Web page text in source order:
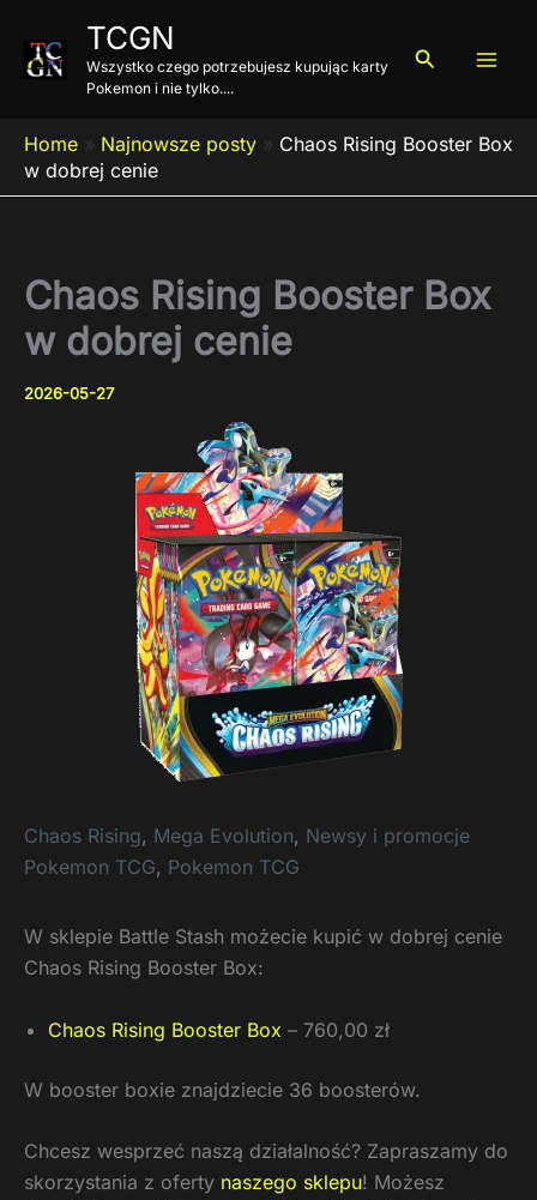
treści
TCGN
Wszystko czego potrzebujesz kupując karty
Pokemon i nie tylko....
Szukaj
Home » Najnowsze posty » Chaos Rising Booster Box
w dobrej cenie
Chaos Rising Booster Box
w dobrej cenie
2026-05-27
Chaos Rising, Mega Evolution, Newsy i promocje
Pokemon TCG, Pokemon TCG
W sklepie Battle Stash możecie kupić w dobrej cenie
Chaos Rising Booster Box:
Chaos Rising Booster Box – 760,00 zł
W booster boxie znajdziecie 36 boosterów.
Chcesz wesprzeć naszą działalność? Zapraszamy do
skorzystania z oferty naszego sklepu! Możesz